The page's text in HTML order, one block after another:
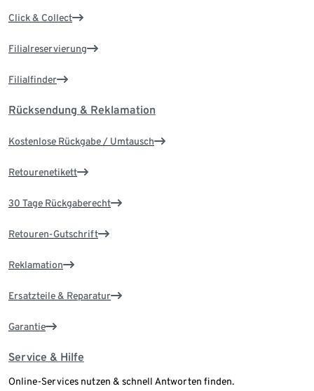
Click & Collect
Filialreservierung
Filialfinder
Rücksendung & Reklamation
Kostenlose Rückgabe / Umtausch
Retourenetikett
30 Tage Rückgaberecht
Retouren-Gutschrift
Reklamation
Ersatzteile & Reparatur
Garantie
Service & Hilfe
Online-Services nutzen & schnell Antworten finden.